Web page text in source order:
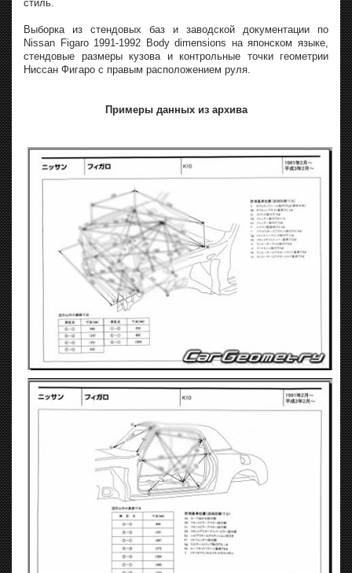
стиль.
Выборка из стендовых баз и заводской документации по
Nissan Figaro 1991-1992 Body dimensions на японском языке,
стендовые размеры кузова и контрольные точки геометрии
Ниссан Фигаро с правым расположением руля.
Примеры данных из архива